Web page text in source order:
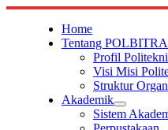
Skip
Home
Tentang
Profil
Visi Misi
Struktur
Akademik
Sistem